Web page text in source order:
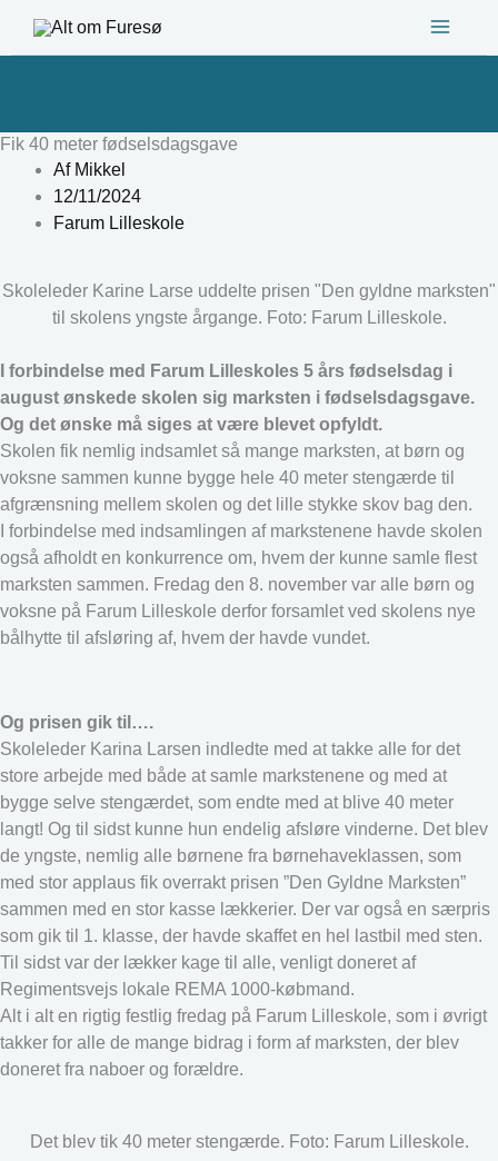
Fik 40 meter fødselsdagsgave
AfMikkel
12/11/2024
Farum Lilleskole
Skoleleder Karine Larse uddelte prisen "Den gyldne marksten"
til skolens yngste årgange. Foto: Farum Lilleskole.
I forbindelse med Farum Lilleskoles 5 års fødselsdag i
august ønskede skolen sig marksten i fødselsdagsgave.
Og det ønske må siges at være blevet opfyldt.
Skolen fik nemlig indsamlet så mange marksten, at børn og
voksne sammen kunne bygge hele 40 meter stengærde til
afgrænsning mellem skolen og det lille stykke skov bag den.
I forbindelse med indsamlingen af markstenene havde skolen
også afholdt en konkurrence om, hvem der kunne samle flest
marksten sammen. Fredag den 8. november var alle børn og
voksne på Farum Lilleskole derfor forsamlet ved skolens nye
bålhytte til afsløring af, hvem der havde vundet.
Og prisen gik til….
Skoleleder Karina Larsen indledte med at takke alle for det
store arbejde med både at samle markstenene og med at
bygge selve stengærdet, som endte med at blive 40 meter
langt! Og til sidst kunne hun endelig afsløre vinderne. Det blev
de yngste, nemlig alle børnene fra børnehaveklassen, som
med stor applaus fik overrakt prisen ”Den Gyldne Marksten”
sammen med en stor kasse lækkerier. Der var også en særpris
som gik til 1. klasse, der havde skaffet en hel lastbil med sten.
Til sidst var der lækker kage til alle, venligt doneret af
Regimentsvejs lokale REMA 1000-købmand.
Alt i alt en rigtig festlig fredag på Farum Lilleskole, som i øvrigt
takker for alle de mange bidrag i form af marksten, der blev
doneret fra naboer og forældre.
Det blev tik 40 meter stengærde. Foto: Farum Lilleskole.